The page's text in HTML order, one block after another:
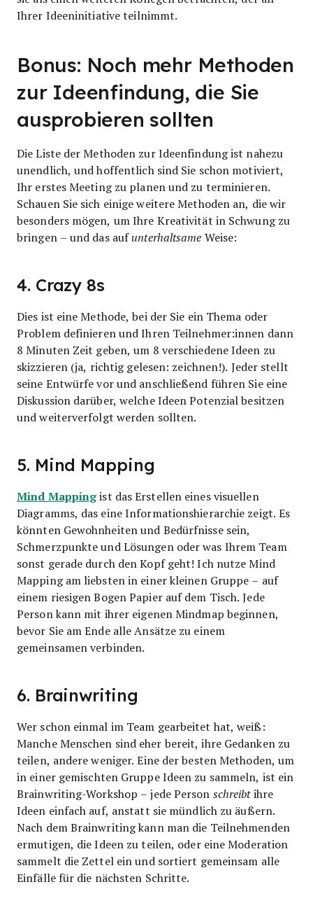
Ihrer Ideeninitiative teilnimmt.
Bonus: Noch mehr Methoden
zur Ideenfindung, die Sie
ausprobieren sollten
Die Liste der Methoden zur Ideenfindung ist nahezu
unendlich, und hoffentlich sind Sie schon motiviert,
Ihr erstes Meeting zu planen und zu terminieren.
Schauen Sie sich einige weitere Methoden an, die wir
besonders mögen, um Ihre Kreativität in Schwung zu
bringen – und das aufunterhaltsame Weise:
4. Crazy 8s
Dies ist eine Methode, bei der Sie ein Thema oder
Problem definieren und Ihren Teilnehmer:innen dann
8 Minuten Zeit geben, um 8 verschiedene Ideen zu
skizzieren (ja, richtig gelesen: zeichnen!). Jeder stellt
seine Entwürfe vor und anschließend führen Sie eine
Diskussion darüber, welche Ideen Potenzial besitzen
und weiterverfolgt werden sollten.
5. Mind Mapping
Mind Mappingist das Erstellen eines visuellen
Diagramms, das eine Informationshierarchie zeigt. Es
könnten Gewohnheiten und Bedürfnisse sein,
Schmerzpunkte und Lösungen oder was Ihrem Team
sonst gerade durch den Kopf geht! Ich nutze Mind
Mapping am liebsten in einer kleinen Gruppe – auf
einem riesigen Bogen Papier auf dem Tisch. Jede
Person kann mit ihrer eigenen Mindmap beginnen,
bevor Sie am Ende alle Ansätze zu einem
gemeinsamen verbinden.
6. Brainwriting
Wer schon einmal im Team gearbeitet hat, weiß:
Manche Menschen sind eher bereit, ihre Gedanken zu
teilen, andere weniger. Eine der besten Methoden, um
in einer gemischten Gruppe Ideen zu sammeln, ist ein
Brainwriting-Workshop – jede Person schreibtihre
Ideen einfach auf, anstatt sie mündlich zu äußern.
Nach dem Brainwriting kann man die Teilnehmenden
ermutigen, die Ideen zu teilen, oder eine Moderation
sammelt die Zettel ein und sortiert gemeinsam alle
Einfälle für die nächsten Schritte.